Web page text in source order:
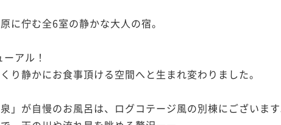
に佇む全6室の静かな大人の宿。
ーアル！
り静かにお食事頂ける空間へと生まれ変わりました。
」が自慢のお風呂は、ログコテージ風の別棟にございま